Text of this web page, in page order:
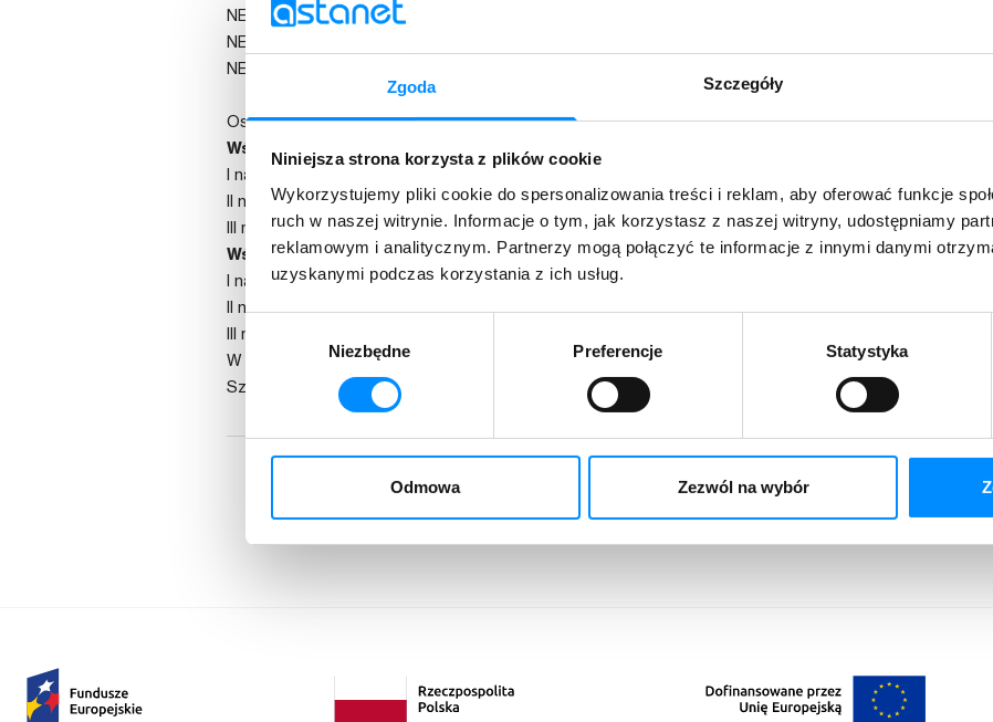
Zgoda Szczegóły
Niniejsza strona korzysta z plików cookie
Wykorzystujemy pliki cookie do spersonalizowania treści i reklam, aby oferować funkcje
ruch w naszej witrynie. Informacje o tym, jak korzystasz z naszej witryny, udostępniamy
reklamowym i analitycznym. Partnerzy mogą połączyć te informacje z innymi danymi
uzyskanymi podczas korzystania z ich usług.
Niezbędne Preferencje Statystyka
Odmowa Zezwól na wybór
NET LAN Startowy: 45 zł na 43 zł - opłata roczna: 516 zł
NET LAN Standard: 59 zł na 57 zł - opłata roczna: 684 zł
NET LAN Premium: 89 zł na 87 zł - opłata roczna 1044 zł
Osoby, które opłacą abonament za rok z góry za telewizję kablową lub za Internet wezmą udział w
Wśród osób, które opłacą abonament za telewizję kablową zostaną wylosowane 3 nagrody:
I nagroda - zwrot abonamentu za cały rok 2010
II nagroda - zwrot abonamentu za okres 6 miesięcy
III nagroda - zwrot abonamentu za okres 3 miesięcy
Wśród osób które opłaciły abonament za Internet zostaną wylosowane 3 nagrody:
I nagroda - zwrot abonamentu za cały rok 2010
II nagroda - zwrot abonamentu za okres 6 miesięcy
III nagroda - zwrot abonamentu za okres 3 miesięcy
W losowaniu nagród wezmą udział osoby które dokonają płatności do 31 stycznia 2011 r.
Szczegółowe informacje można uzyskać w Biurze Obsługi Klienta (tel. 67 350 90 00).